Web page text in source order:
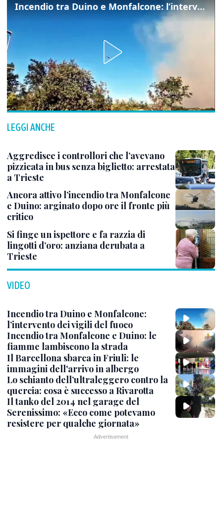
Incendio tra Duino e Monfalcone: l’intervento dei vigili del fuoco
LEGGI ANCHE
Aggredisce i controllori che l’avevano
pizzicata in bus senza biglietto: arrestata
a Trieste
Ancora attivo l’incendio tra Monfalcone
e Duino: arginato dopo ore il fronte più
critico
Si finge un ispettore e fa razzia di
lingotti d’oro: anziana derubata a
Trieste
VIDEO
Incendio tra Duino e Monfalcone:
l’intervento dei vigili del fuoco
Incendio tra Monfalcone e Duino: le
fiamme lambiscono la strada
Il Barcellona sbarca in Friuli: le
immagini dell'arrivo in albergo
Lo schianto dell’ultraleggero contro la
quercia: cosa è successo a Rivarotta
Il tanko del 2014 nel garage del
Serenissimo: «Ecco come potevamo
resistere per qualche giornata»